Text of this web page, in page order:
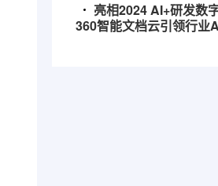
亮相2024 AI+研发数
360智能文档云引领行业